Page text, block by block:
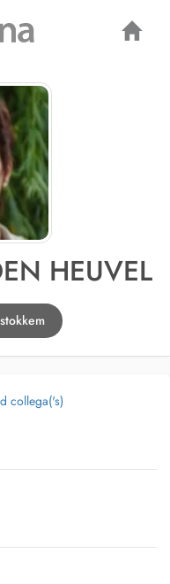
HEUVEL
collega('s)